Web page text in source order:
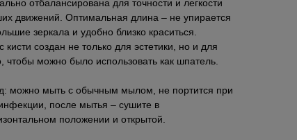
отбалансирована для точности и легкости
движений. Оптимальная длина – не упирается
зеркала и удобно близко краситься.
кисти создан не только для эстетики, но и для
чтобы можно было использовать как шпатель.
можно мыть с обычным мылом, не портится при
после мытья – сушите в
положении и открытой.